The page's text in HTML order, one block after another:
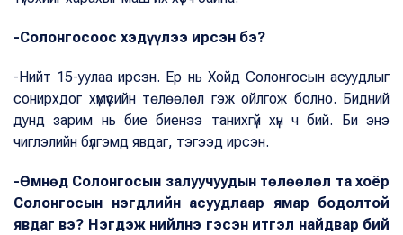
-Солонгосоос хэдүүлээ ирсэн бэ?
-Нийт 15-уулаа ирсэн. Ер нь Хойд Солонгосын асуудлыг
сонирхдог хүмүүсийн төлөөлөл гэж ойлгож болно. Бидний
дунд зарим нь бие биенээ танихгүй хүн ч бий. Би энэ
чиглэлийн бүлгэмд явдаг, тэгээд ирсэн.
-Өмнөд Солонгосын залуучуудын төлөөлөл та хоёр
Солонгосын нэгдлийн асуудлаар ямар бодолтой
явдаг вэ? Нэгдэж нийлнэ гэсэн итгэл найдвар бий